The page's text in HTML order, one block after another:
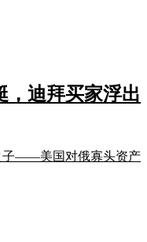
，迪拜买家浮出
子——美国对俄寡头资产